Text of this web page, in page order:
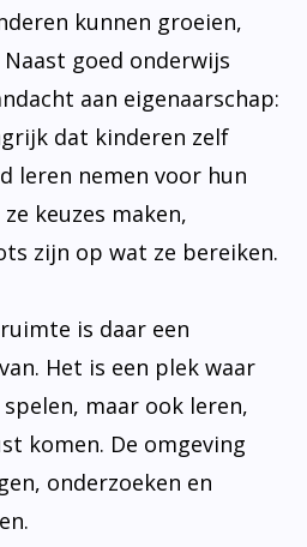
kunnen groeien,
goed onderwijs
aan eigenaarschap:
dat kinderen zelf
leren nemen voor hun
keuzes maken,
zijn op wat ze bereiken.
is daar een
Het is een plek waar
maar ook leren,
komen. De omgeving
onderzoeken en